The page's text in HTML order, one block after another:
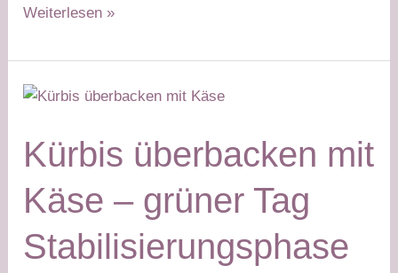
Paprika-
Aufstrich
–
Weiterlesen »
Kürbis überbacken mit
Käse – grüner Tag
Stabilisierungsphase